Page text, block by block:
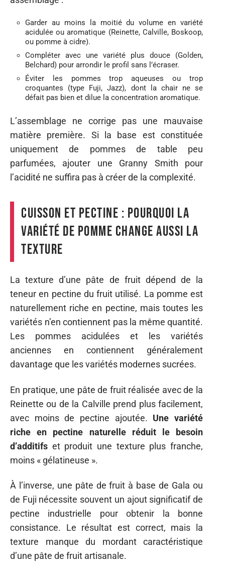
Garder au moins la moitié du volume en variété
acidulée ou aromatique (Reinette, Calville, Boskoop,
ou pomme à cidre).
Compléter avec une variété plus douce (Golden,
Belchard) pour arrondir le profil sans l’écraser.
Éviter les pommes trop aqueuses ou trop
croquantes (type Fuji, Jazz), dont la chair ne se
défait pas bien et dilue la concentration aromatique.
L’assemblage ne corrige pas une mauvaise
matière première. Si la base est constituée
uniquement de pommes de table peu
parfumées, ajouter une Granny Smith pour
l’acidité ne suffira pas à créer de la complexité.
Cuisson et pectine : pourquoi la
variété de pomme change aussi la
texture
La texture d’une pâte de fruit dépend de la
teneur en pectine du fruit utilisé. La pomme est
naturellement riche en pectine, mais toutes les
variétés n’en contiennent pas la même quantité.
Les pommes acidulées et les variétés
anciennes en contiennent généralement
davantage que les variétés modernes sucrées.
En pratique, une pâte de fruit réalisée avec de la
Reinette ou de la Calville prend plus facilement,
avec moins de pectine ajoutée. Une variété
riche en pectine naturelle réduit le besoin
d’additifs et produit une texture plus franche,
moins « gélatineuse ».
À l’inverse, une pâte de fruit à base de Gala ou
de Fuji nécessite souvent un ajout significatif de
pectine industrielle pour obtenir la bonne
consistance. Le résultat est correct, mais la
texture manque du mordant caractéristique
d’une pâte de fruit artisanale.